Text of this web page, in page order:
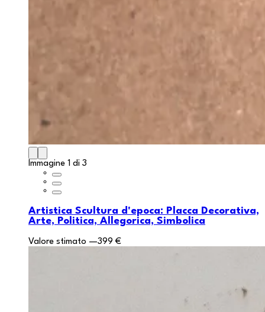
Immagine 1 di 3
Artistica Scultura d'epoca: Placca Decorativa,
Arte, Politica, Allegorica, Simbolica
Valore stimato —399 €